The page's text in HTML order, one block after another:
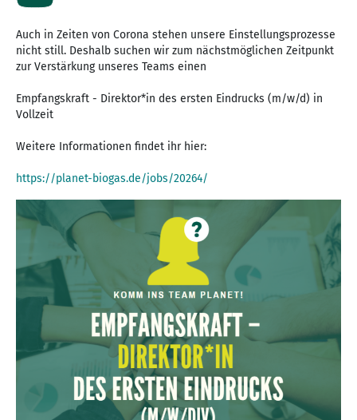
Auch in Zeiten von Corona stehen unsere Einstellungsprozesse
nicht still. Deshalb suchen wir zum nächstmöglichen Zeitpunkt
zur Verstärkung unseres Teams einen
Empfangskraft - Direktor*in des ersten Eindrucks (m/w/d) in
Vollzeit
Weitere Informationen findet ihr hier:
https://planet-biogas.de/jobs/20264/